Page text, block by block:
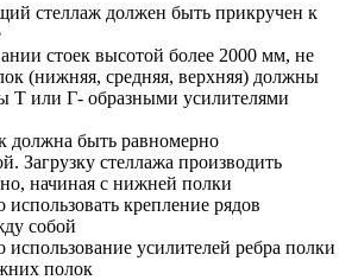
стеллаж должен быть прикручен к
стоек высотой более 2000 мм, не
(нижняя, средняя, верхняя) должны
Т или Г- образными усилителями
должна быть равномерно
Загрузку стеллажа производить
начиная с нижней полки
использовать крепление рядов
собой
использование усилителей ребра полки
полок